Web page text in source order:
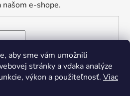
aby sme vám umožnili
stránky a vďaka analýze
výkon a použiteľnosť. Viac
našom e-shope.
s
podmienkami ochrany